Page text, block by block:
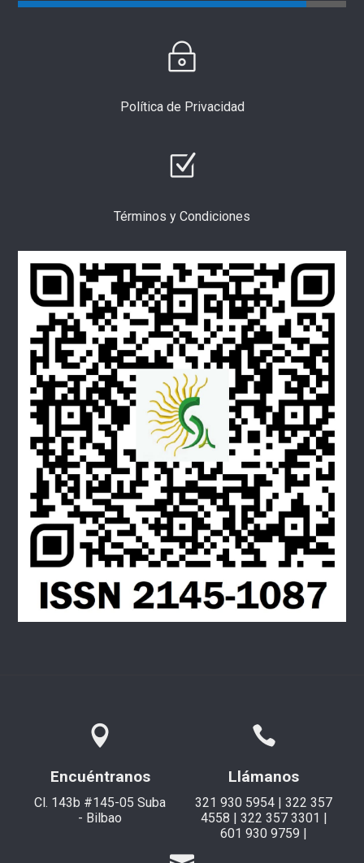
Política de Privacidad
Términos y Condiciones
Encuéntranos
Cl. 143b #145-05 Suba
- Bilbao
Llámanos
321 930 5954 | 322 357
4558 | 322 357 3301 |
601 930 9759 |